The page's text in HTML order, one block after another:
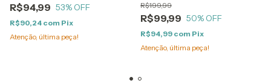
R$94,99 53% OFF
R$90,24 com Pix
Atenção, última peça!
R$99,99
R$199,99
50% OFF
R$94,99 com Pix
Atenção, última peça!